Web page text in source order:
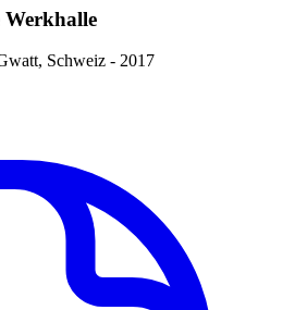
Werkhalle
Schweiz - 2017